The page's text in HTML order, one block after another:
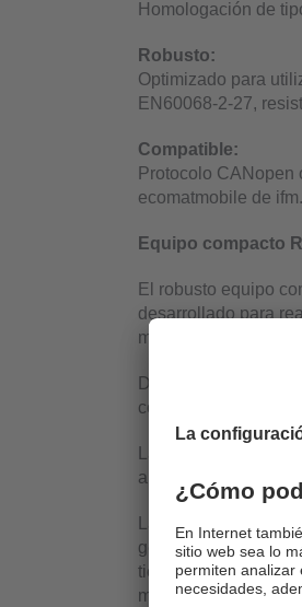
Homologación de
Robusto:
Optimizado para
EN60068-2-27,
Compatible:
Protocolo CANopen
ecomatmobile de ifm.
Equipo compacto
El robusto equipo
desarrollado para
municipales y
Detecta
controlador con los
automática.
La información
generada y
tiempo dura una
minimizan y la